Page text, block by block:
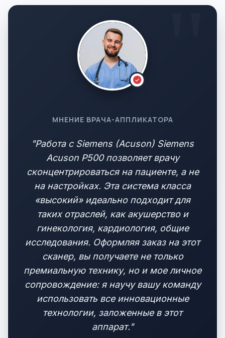
МНЕНИЕ ВРАЧА-АППЛИКАТОРА
"Работа с Siemens (Acuson) Siemens
Acuson P500 позволяет врачу
сконцентрироваться на пациенте, а не
на настройках. Эта система класса
«высокий» идеально подходит для
таких отраслей, как акушерство и
гинекология, кардиология, общие
исследования. Оформляя заказ на этот
сканер, вы получаете не только
премиальную технику, но и мое личное
сопровождение: я научу вашу команду
использовать все инновационные
технологии, заложенные в этот
аппарат."